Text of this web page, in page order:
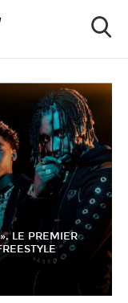
LE PREMIER